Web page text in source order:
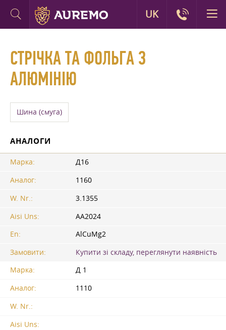
СТРІЧКА ТА ФОЛЬГА З
АЛЮМІНІЮ
Шина (смуга)
АНАЛОГИ
Марка:
Д16
Аналог:
1160
W. Nr.:
3.1355
Aisi Uns:
AA2024
En:
AlCuMg2
Замовити:
Купити зі складу, переглянути наявність
Марка:
Д 1
Аналог:
1110
W. Nr.:
Aisi Uns:
UK